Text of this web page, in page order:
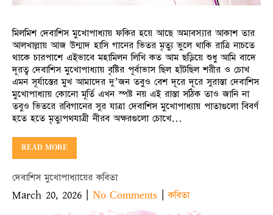
মিলমিশ দেবাশিস মুখোপাধ্যায় ফকির হয়ে আছে অমাবস্যার আকাশ তার
আলখাল্লায় আজ উন্মাদ হাসি গানের ভিতর মৃত্যু ভুলে থাকি রাত্রি নাচতে
থাকে চারপাশে এইভাবে মহামিলন লিখি কত আম ছড়িয়ে শুধু আমি বাদে
দূরত্ব দেবাশিস মুখোপাধ্যায় বৃষ্টির পূর্বাভাস ছিল হাঁটছিল শরীর ও চোখ
এমন সূর্যাস্তের মুখ আমাদের দু’জন তবুও বেশ দূরে দূরে সুরাস্তা দেবাশিস
মুখোপাধ্যায় কোনো মূর্তি এখন স্পষ্ট নয় এই রাস্তা সঠিক তাও জানি না
তবুও ভিতরে রবিগানের সুর যাত্রা দেবাশিস মুখোপাধ্যায় পাতাগুলো বিবর্ণ
হতে হতে মৃত্যুপথযাত্রী নীরব অক্ষরগুলো চোখে…
READ MORE
দেবাশিস মুখোপাধ্যায়ের কবিতা
March 20, 2026 | No Comments |কবিতা